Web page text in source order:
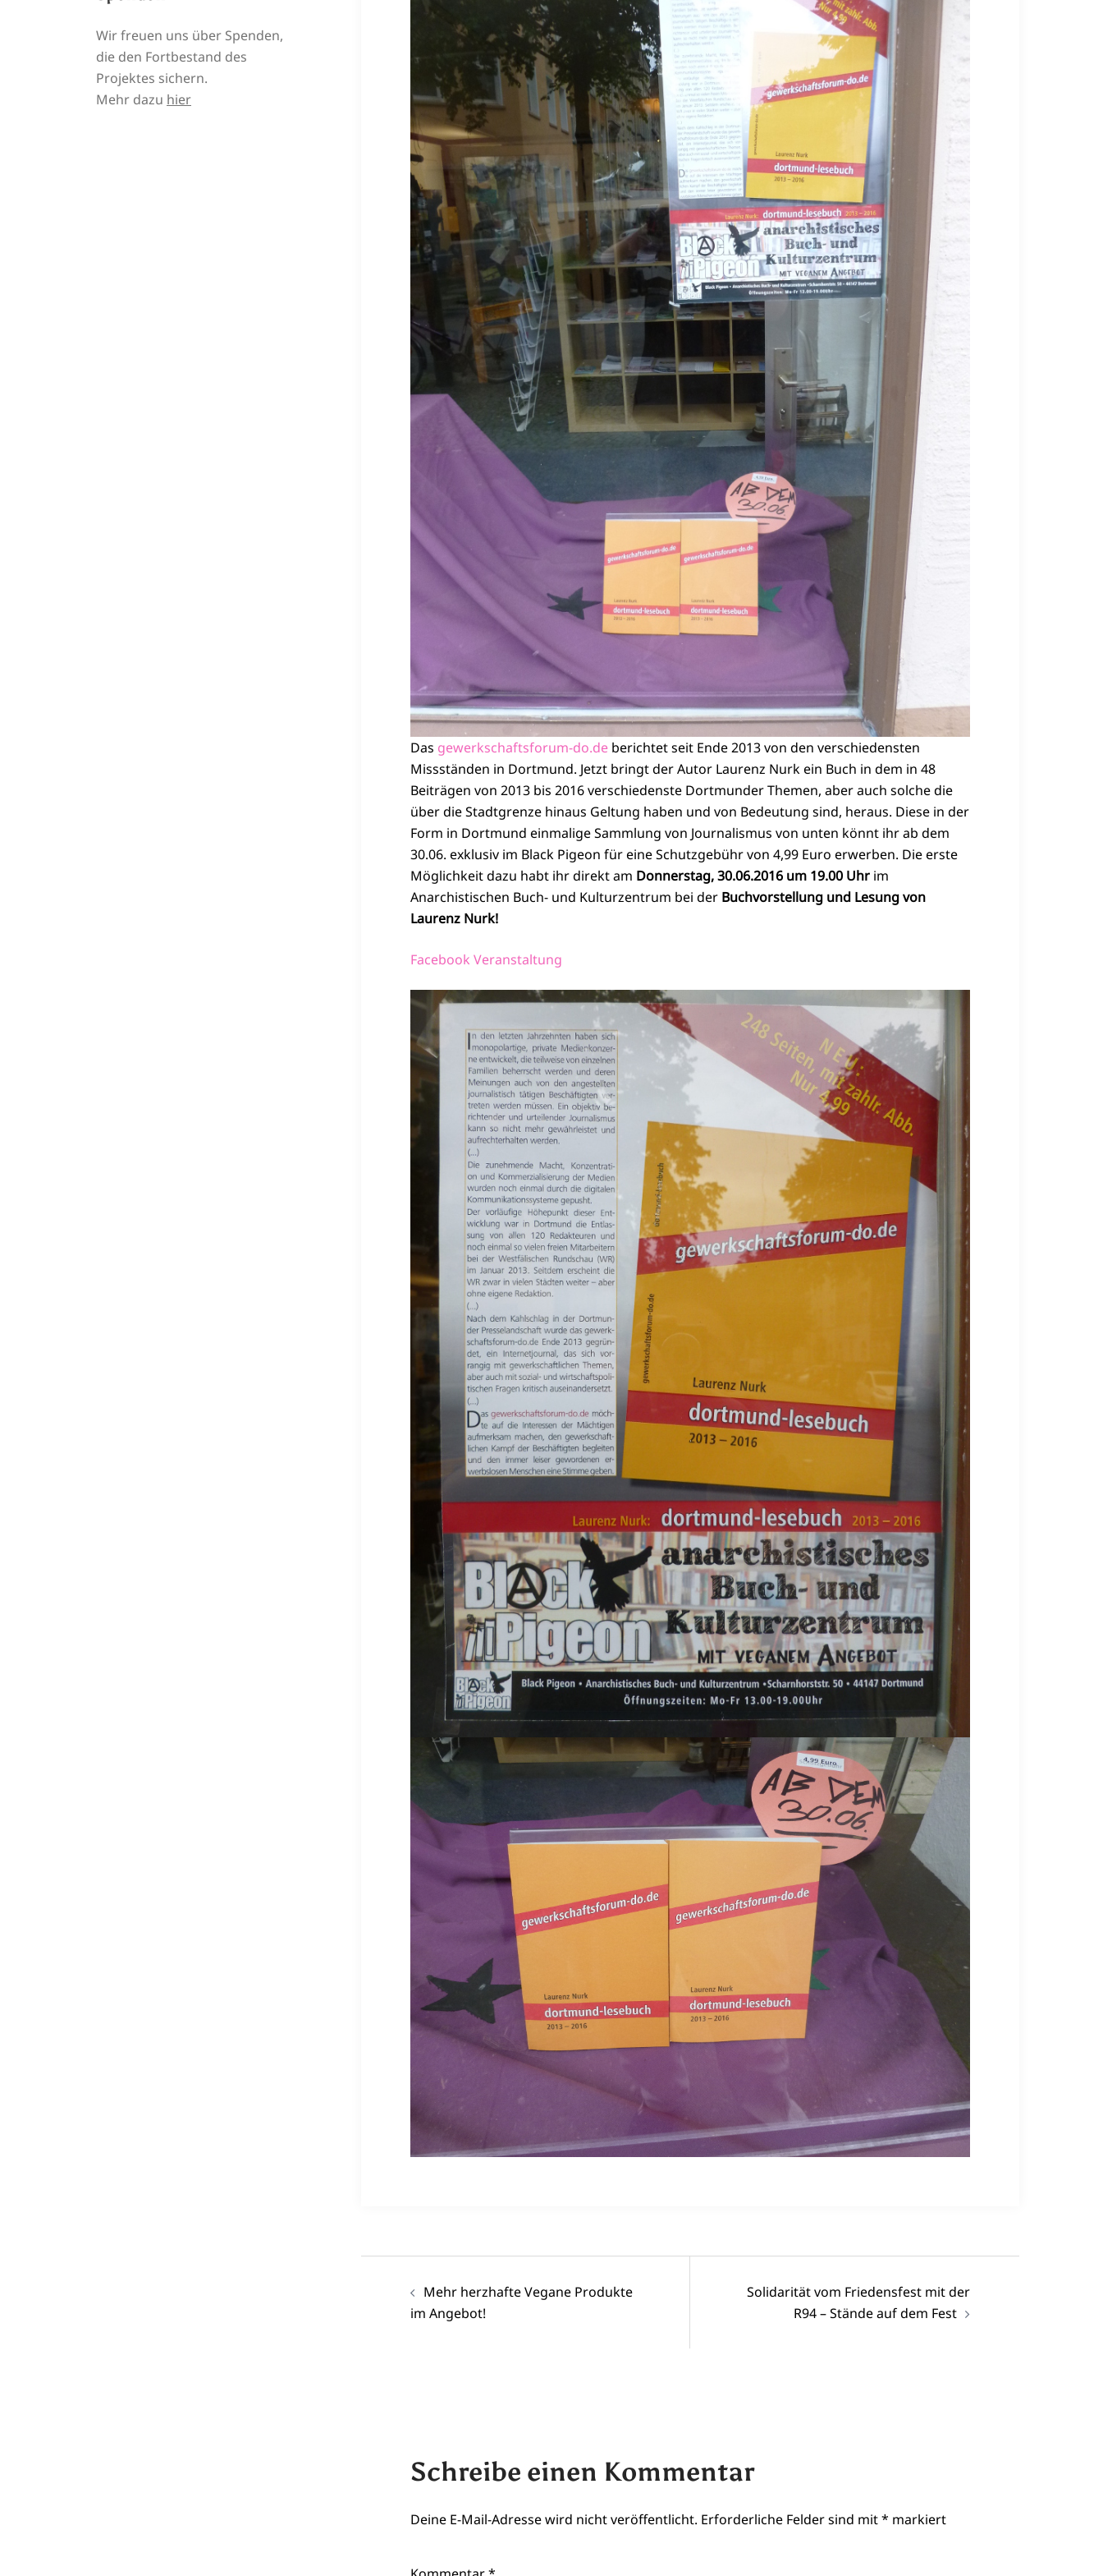
Das gewerkschaftsforum-do.deberichtet seit Ende 2013 von den verschiedensten
Missständen in Dortmund. Jetzt bringt der Autor Laurenz Nurk ein Buch in dem in 48
Beiträgen von 2013 bis 2016 verschiedenste Dortmunder Themen, aber auch solche die
über die Stadtgrenze hinaus Geltung haben und von Bedeutung sind, heraus. Diese in der
Form in Dortmund einmalige Sammlung von Journalismus von unten könnt ihr ab dem
30.06. exklusiv im Black Pigeon für eine Schutzgebühr von 4,99 Euro erwerben. Die erste
Möglichkeit dazu habt ihr direkt am Donnerstag, 30.06.2016 um 19.00 Uhrim
Anarchistischen Buch- und Kulturzentrum bei der Buchvorstellung und Lesung von
Laurenz Nurk!
Facebook Veranstaltung
Beitragsnavigation
Mehr herzhafte Vegane Produkte
im Angebot!
Solidarität vom Friedensfest mit der
R94 – Stände auf dem Fest
Schreibe einen Kommentar
Deine E-Mail-Adresse wird nicht veröffentlicht. Erforderliche Felder sind mit* markiert
Wir freuen uns über Spenden,
die den Fortbestand des
Projektes sichern.
Mehr dazu hier